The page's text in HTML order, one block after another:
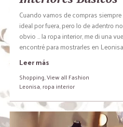
Cuando vamos de compras
ideal por fuera, pero lo de adentro
obvio … la ropa interior, me di una
encontré para mostrarles en
Leer más
Shopping,View all Fashion
Leonisa,ropa interior